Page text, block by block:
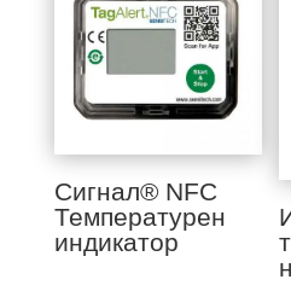
Сигнал® NFC
Температурен
индикатор